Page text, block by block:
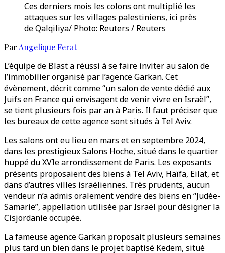
Ces derniers mois les colons ont multiplié les
attaques sur les villages palestiniens, ici près
de Qalqiliya/ Photo: Reuters / Reuters
Par Angelique Ferat
L’équipe de Blast a réussi à se faire inviter au salon de
l’immobilier organisé par l’agence Garkan. Cet
évènement, décrit comme “un salon de vente dédié aux
Juifs en France qui envisagent de venir vivre en Israël”,
se tient plusieurs fois par an à Paris. Il faut préciser que
les bureaux de cette agence sont situés à Tel Aviv.
Les salons ont eu lieu en mars et en septembre 2024,
dans les prestigieux Salons Hoche, situé dans le quartier
huppé du XVIe arrondissement de Paris. Les exposants
présents proposaient des biens à Tel Aviv, Haïfa, Eilat, et
dans d’autres villes israéliennes. Très prudents, aucun
vendeur n’a admis oralement vendre des biens en “Judée-
Samarie”, appellation utilisée par Israël pour désigner la
Cisjordanie occupée.
La fameuse agence Garkan proposait plusieurs semaines
plus tard un bien dans le projet baptisé Kedem, situé